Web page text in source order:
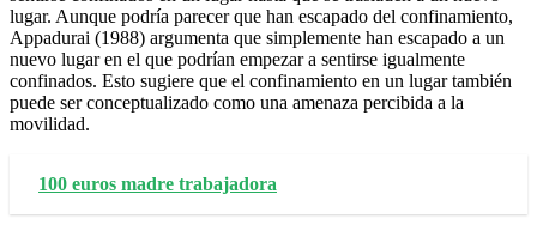
lugar. Aunque podría parecer que han escapado del confinamiento,
Appadurai (1988) argumenta que simplemente han escapado a un
nuevo lugar en el que podrían empezar a sentirse igualmente
confinados. Esto sugiere que el confinamiento en un lugar también
puede ser conceptualizado como una amenaza percibida a la
movilidad.
100 euros madre trabajadora